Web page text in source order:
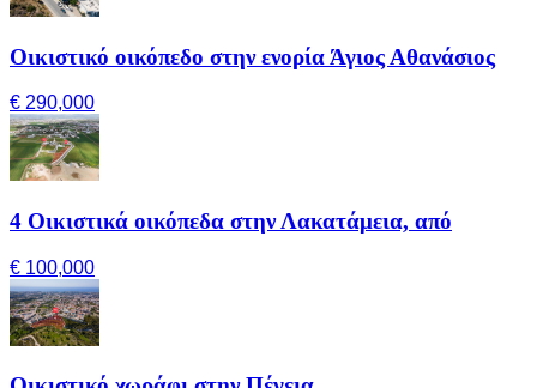
Οικιστικό οικόπεδο στην ενορία Άγιος Αθανάσιος
€ 290,000
4 Οικιστικά οικόπεδα στην Λακατάμεια, από
€ 100,000